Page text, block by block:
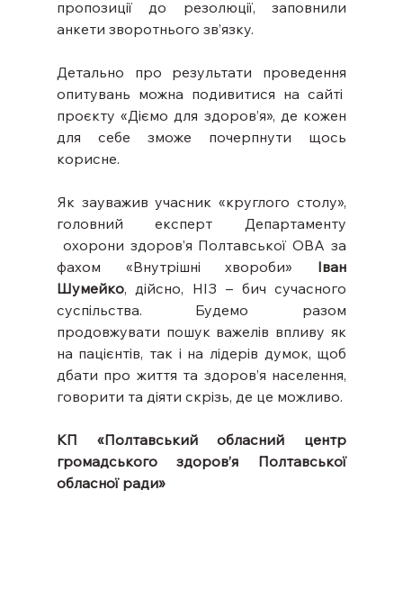
пропозиції до резолюції, заповнили
анкети зворотнього зв’язку.
Детально про результати проведення
опитувань можна подивитися на сайті
проєкту «Діємо для здоров’я», де кожен
для себе зможе почерпнути щось
корисне.
Як зауважив учасник «круглого столу»,
головний експерт Департаменту
охорони здоров’я Полтавської ОВА за
фахом «Внутрішні хвороби» Іван
Шумейко, дійсно, НІЗ – бич сучасного
суспільства. Будемо разом
продовжувати пошук важелів впливу як
на пацієнтів, так і на лідерів думок, щоб
дбати про життя та здоров’я населення,
говорити та діяти скрізь, де це можливо.
КП «Полтавський обласний центр
громадського здоров’я Полтавської
обласної ради»